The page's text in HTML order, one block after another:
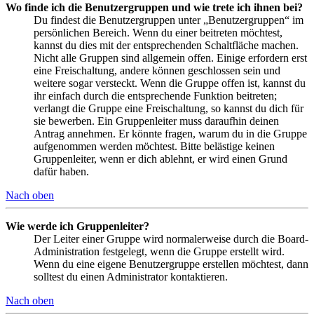
Wo finde ich die Benutzergruppen und wie trete ich ihnen bei?
Du findest die Benutzergruppen unter „Benutzergruppen“ im
persönlichen Bereich. Wenn du einer beitreten möchtest,
kannst du dies mit der entsprechenden Schaltfläche machen.
Nicht alle Gruppen sind allgemein offen. Einige erfordern erst
eine Freischaltung, andere können geschlossen sein und
weitere sogar versteckt. Wenn die Gruppe offen ist, kannst du
ihr einfach durch die entsprechende Funktion beitreten;
verlangt die Gruppe eine Freischaltung, so kannst du dich für
sie bewerben. Ein Gruppenleiter muss daraufhin deinen
Antrag annehmen. Er könnte fragen, warum du in die Gruppe
aufgenommen werden möchtest. Bitte belästige keinen
Gruppenleiter, wenn er dich ablehnt, er wird einen Grund
dafür haben.
Nach oben
Wie werde ich Gruppenleiter?
Der Leiter einer Gruppe wird normalerweise durch die Board-
Administration festgelegt, wenn die Gruppe erstellt wird.
Wenn du eine eigene Benutzergruppe erstellen möchtest, dann
solltest du einen Administrator kontaktieren.
Nach oben